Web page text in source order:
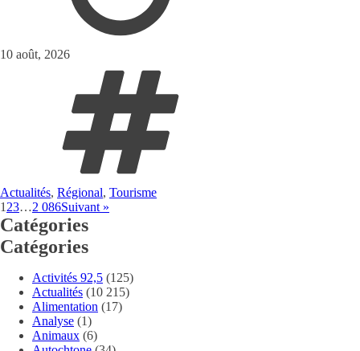
10 août, 2026
Actualités, Régional, Tourisme
1 23…2 086Suivant »
Catégories
Catégories
Activités 92,5 (125)
Actualités (10 215)
Alimentation (17)
Analyse (1)
Animaux (6)